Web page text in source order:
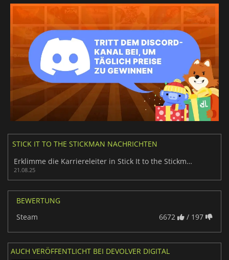
STICK IT TO THE STICKMAN NACHRICHTEN
Erklimme die Karriereleiter in Stick It to the Stickman
21.08.25
BEWERTUNG
Steam
6672 / 197
AUCH VERÖFFENTLICHT BEI DEVOLVER DIGITAL